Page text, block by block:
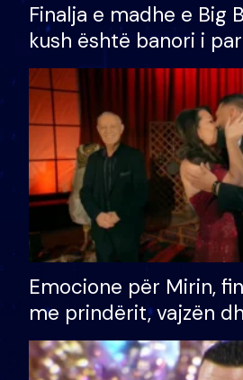
Finalja e madhe e Big
kush është banori i
shtëpinë dhe humb
të fituar çmimin e
Emocione për Mirin,
me prindërit, vajzën
bashkëshorten:
divorci apo jo?